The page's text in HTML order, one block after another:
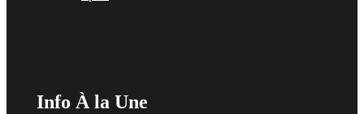
Info À la Une